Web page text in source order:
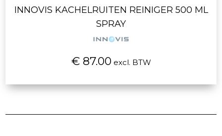
INNOVIS KACHELRUITEN REINIGER 500 ML
SPRAY
€ 87.00 excl. BTW